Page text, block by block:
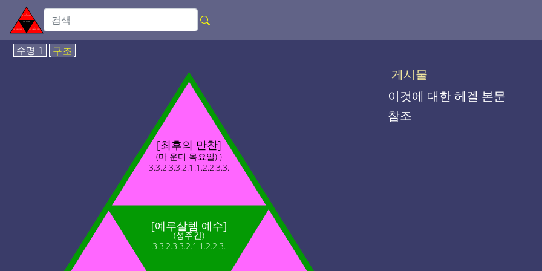
수평 1 구조
[예루살렘 예수]
(성주간)
3.3.2.3.3.2.1.1.2.2.3.
[최후의 만찬]
(마 운디 목요일) )
3.3.2.3.3.2.1.1.2.2.3.3.
게시물
이것에 대한 헤겔 본문
참조